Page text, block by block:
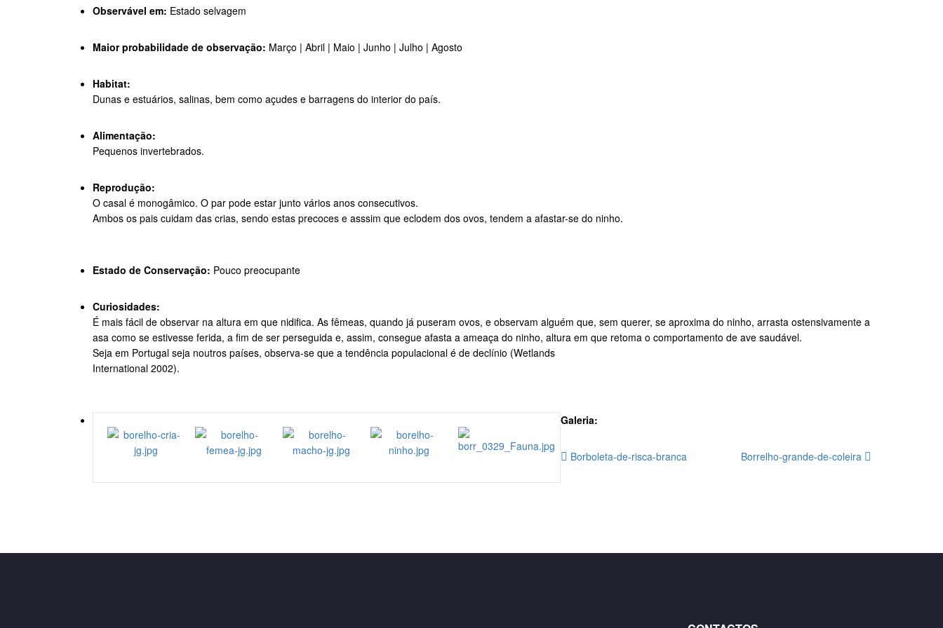
Observável em: Estado selvagem
Maior probabilidade de observação: Março | Abril | Maio | Junho | Julho | Agosto
Habitat:
Dunas e estuários, salinas, bem como açudes e barragens do interior do país.
Alimentação:
Pequenos invertebrados.
Reprodução:
O casal é monogâmico. O par pode estar junto vários anos consecutivos.
Ambos os pais cuidam das crias, sendo estas precoces e asssim que eclodem dos ovos, tendem a afastar-se do ninho.
Estado de Conservação: Pouco preocupante
Curiosidades:
É mais fácil de observar na altura em que nidifica. As fêmeas, quando já puseram ovos, e observam alguém que, sem querer, se aproxima do ninho, arrasta ostensivamente a
asa como se estivesse ferida, a fim de ser perseguida e, assim, consegue afasta a ameaça do ninho, altura em que retoma o comportamento de ave saudável.
Seja em Portugal seja noutros países, observa-se que a tendência populacional é de declínio (Wetlands
International 2002).
Galeria:
Borboleta-de-risca-branca Borrelho-grande-de-coleira